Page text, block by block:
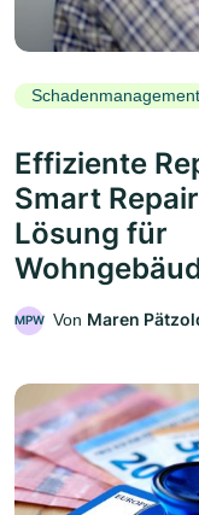
Effiziente
Smart
Lösung für
MPW Von Maren